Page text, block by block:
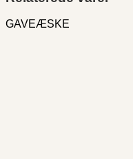
GAVEÆSKE